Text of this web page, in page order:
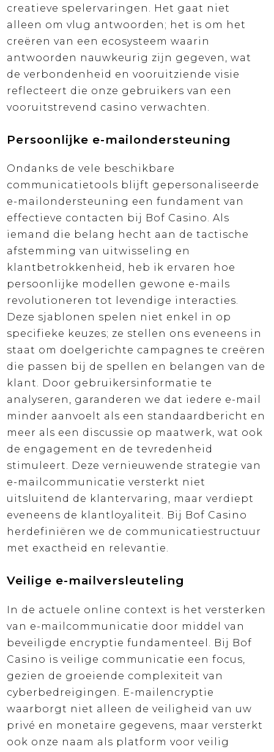
creatieve spelervaringen. Het gaat niet
alleen om vlug antwoorden; het is om het
creëren van een ecosysteem waarin
antwoorden nauwkeurig zijn gegeven, wat
de verbondenheid en vooruitziende visie
reflecteert die onze gebruikers van een
vooruitstrevend casino verwachten.
Persoonlijke e-mailondersteuning
Ondanks de vele beschikbare
communicatietools blijft gepersonaliseerde
e-mailondersteuning een fundament van
effectieve contacten bij Bof Casino. Als
iemand die belang hecht aan de tactische
afstemming van uitwisseling en
klantbetrokkenheid, heb ik ervaren hoe
persoonlijke modellen gewone e-mails
revolutioneren tot levendige interacties.
Deze sjablonen spelen niet enkel in op
specifieke keuzes; ze stellen ons eveneens in
staat om doelgerichte campagnes te creëren
die passen bij de spellen en belangen van de
klant. Door gebruikersinformatie te
analyseren, garanderen we dat iedere e-mail
minder aanvoelt als een standaardbericht en
meer als een discussie op maatwerk, wat ook
de engagement en de tevredenheid
stimuleert. Deze vernieuwende strategie van
e-mailcommunicatie versterkt niet
uitsluitend de klantervaring, maar verdiept
eveneens de klantloyaliteit. Bij Bof Casino
herdefiniëren we de communicatiestructuur
met exactheid en relevantie.
Veilige e-mailversleuteling
In de actuele online context is het versterken
van e-mailcommunicatie door middel van
beveiligde encryptie fundamenteel. Bij Bof
Casino is veilige communicatie een focus,
gezien de groeiende complexiteit van
cyberbedreigingen. E-mailencryptie
waarborgt niet alleen de veiligheid van uw
privé en monetaire gegevens, maar versterkt
ook onze naam als platform voor veilig